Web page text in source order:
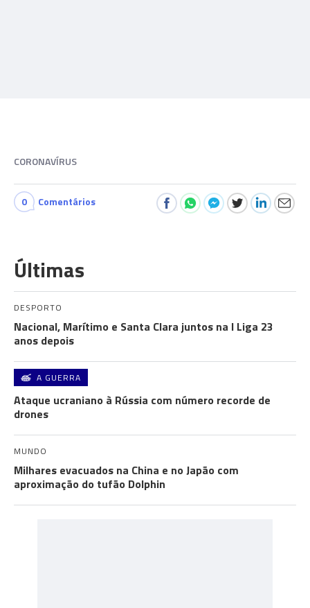
CORONAVÍRUS
0 Comentários
Últimas
DESPORTO
Nacional, Marítimo e Santa Clara juntos na I Liga 23
anos depois
A GUERRA
Ataque ucraniano à Rússia com número recorde de
drones
MUNDO
Milhares evacuados na China e no Japão com
aproximação do tufão Dolphin